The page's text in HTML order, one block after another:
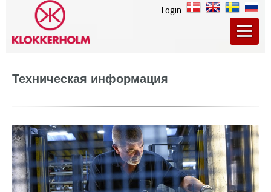
Login
Техническая информация